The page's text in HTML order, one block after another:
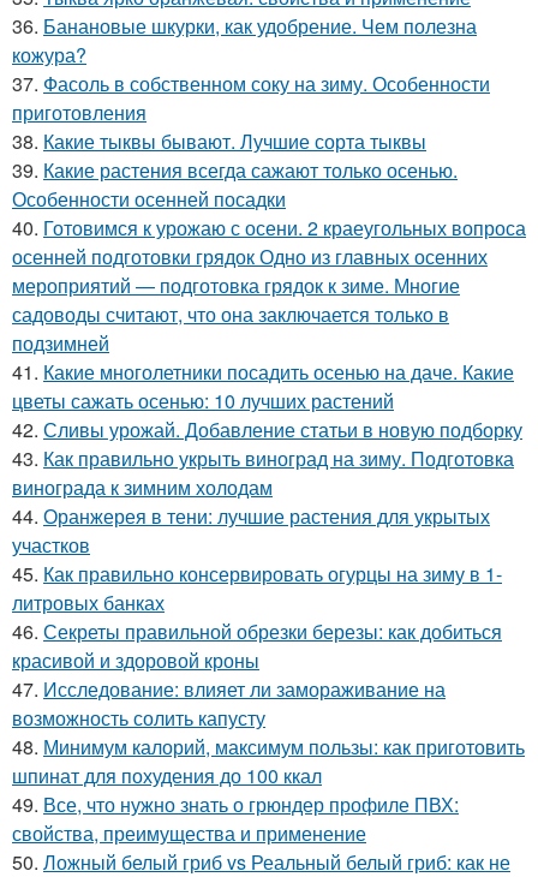
36. Банановые шкурки, как удобрение. Чем полезна
кожура?
37. Фасоль в собственном соку на зиму. Особенности
приготовления
38. Какие тыквы бывают. Лучшие сорта тыквы
39. Какие растения всегда сажают только осенью.
Особенности осенней посадки
40. Готовимся к урожаю с осени. 2 краеугольных вопроса
осенней подготовки грядок Одно из главных осенних
мероприятий — подготовка грядок к зиме. Многие
садоводы считают, что она заключается только в
подзимней
41. Какие многолетники посадить осенью на даче. Какие
цветы сажать осенью: 10 лучших растений
42. Сливы урожай. Добавление статьи в новую подборку
43. Как правильно укрыть виноград на зиму. Подготовка
винограда к зимним холодам
44. Оранжерея в тени: лучшие растения для укрытых
участков
45. Как правильно консервировать огурцы на зиму в 1-
литровых банках
46. Секреты правильной обрезки березы: как добиться
красивой и здоровой кроны
47. Исследование: влияет ли замораживание на
возможность солить капусту
48. Минимум калорий, максимум пользы: как приготовить
шпинат для похудения до 100 ккал
49. Все, что нужно знать о грюндер профиле ПВХ:
свойства, преимущества и применение
50. Ложный белый гриб vs Реальный белый гриб: как не